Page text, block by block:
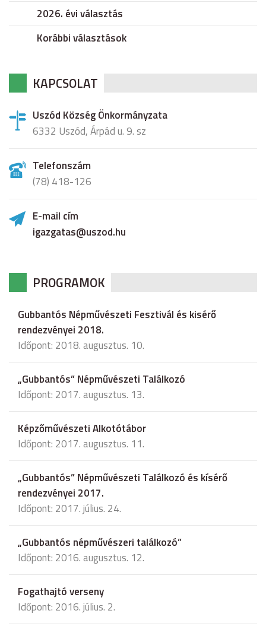
2026. évi választás
Korábbi választások
KAPCSOLAT
Uszód Község Önkormányzata
6332 Uszód, Árpád u. 9. sz
Telefonszám
(78) 418-126
E-mail cím
igazgatas@uszod.hu
PROGRAMOK
Gubbantós Népművészeti Fesztivál és kisérő
rendezvényei 2018.
Időpont: 2018. augusztus. 10.
„Gubbantós” Népművészeti Találkozó
Időpont: 2017. augusztus. 13.
Képzőművészeti Alkotótábor
Időpont: 2017. augusztus. 11.
„Gubbantós” Népművészeti Találkozó és kísérő
rendezvényei 2017.
Időpont: 2017. július. 24.
„Gubbantós népművészeri találkozó”
Időpont: 2016. augusztus. 12.
Fogathajtó verseny
Időpont: 2016. július. 2.